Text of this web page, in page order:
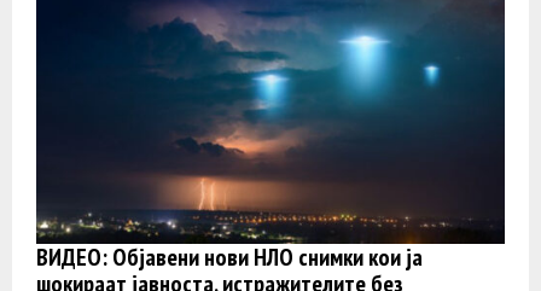
ВИДЕО: Објавени нови НЛО снимки кои ја
шокираат јавноста, истражителите без